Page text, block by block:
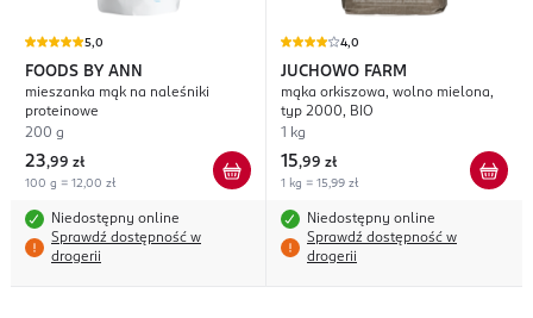
5,0
FOODS BY ANN
mieszanka mąk na naleśniki
proteinowe
200 g
23,99 zł
100 g = 12,00 zł
Niedostępny online
Sprawdź dostępność w
drogerii
4,0
JUCHOWO FARM
mąka orkiszowa, wolno mielona,
typ 2000, BIO
1 kg
15,99 zł
1 kg = 15,99 zł
Niedostępny online
Sprawdź dostępność w
drogerii